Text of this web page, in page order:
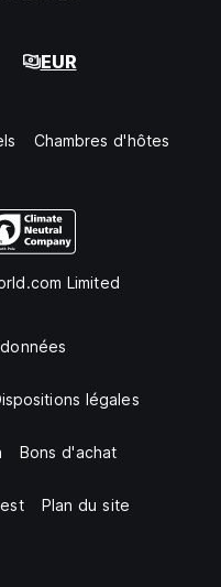
EUR
Chambres d'hôtes
Limited
légales
Bons d'achat
Plan du site